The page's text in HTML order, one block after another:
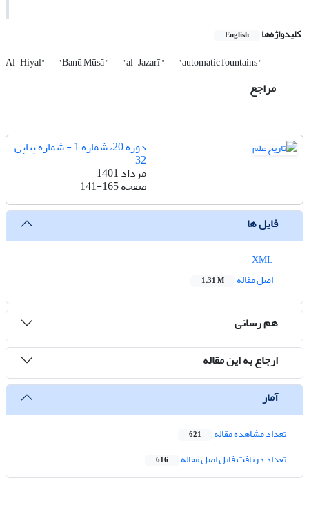
کلیدواژه‌ها English
Al-Hiyal" "Banū Mūsā " "al-Jazarī " "automatic fountains "
مراجع
دوره 20، شماره 1 - شماره پیاپی
32
مرداد 1401
صفحه141-165
فایل ها
اصل مقاله
1.31 M
هم رسانی
ارجاع به این مقاله
آمار
تعداد مشاهده مقاله 621
تعداد دریافت فایل اصل مقاله 616